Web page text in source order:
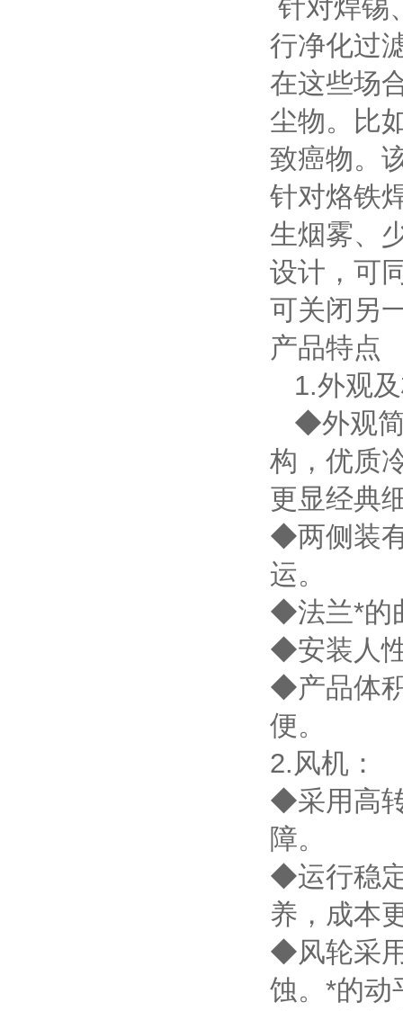
针对焊锡
行净化过
在这些场
尘物。比
致癌物。
针对烙铁
生烟雾、
设计，可
可关闭另
产品特点
1.外观
◆外观简
构，优质
更显经典
◆两侧装
运。
◆法兰*的
◆安装人
◆产品体
便。
2.风机：
◆采用高
障。
◆运行稳
养，成本
◆风轮采
蚀。*的动